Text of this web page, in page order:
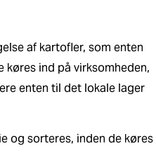
af kartofler, som enten
køres ind på virksomheden,
enten til det lokale lager
og sorteres, inden de køres